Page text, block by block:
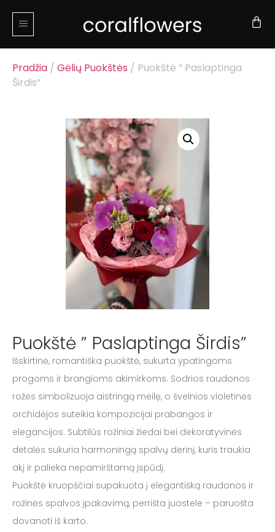
Pradžia / Gėlių Puokštės / Puokštė ” Paslaptinga
Širdis”
Puokštė ” Paslaptinga Širdis”
Išskirtinė, romantiška puokštė, sukurta ypatingoms
progoms ir brangioms akimirkoms. Sodrios raudonos
rožės simbolizuoja aistringą meilę, o švelnios violetinės
orchidėjos suteikia kompozicijai prabangos ir
elegancijos. Subtilūs rožiniai žiedai bei dekoratyvinės
detalės sukuria harmoningą spalvų derinį, kuris traukia
akį ir palieka nepamirštamą įspūdį.
Puokštė kruopščiai supakuota į elegantišką raudonos ir
rožinės spalvos įpakavimą, perrišta juostele – paruošta
dovanoti iš karto.